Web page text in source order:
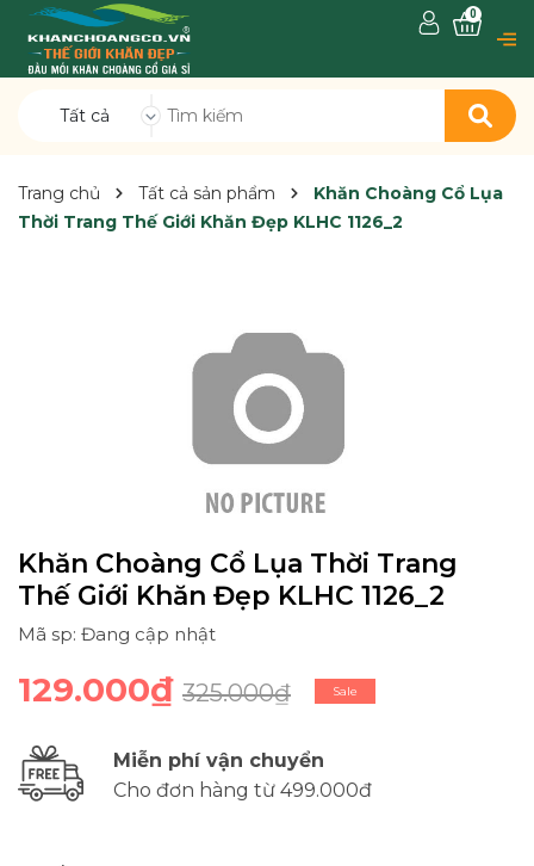
Tất cả
0
Trang chủ Tất cả sản phẩm
Khăn Choàng Cổ Lụa
Thời Trang Thế Giới Khăn Đẹp KLHC 1126_2
Khăn Choàng Cổ Lụa Thời Trang
Thế Giới Khăn Đẹp KLHC 1126_2
Mã sp: Đang cập nhật
129.000₫ 325.000₫ Sale
Miễn phí vận chuyển
Cho đơn hàng từ 499.000đ